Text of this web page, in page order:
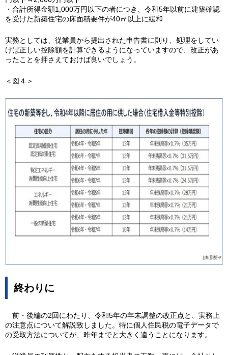
・合計所得金額1,000万円以下の者につき、令和5年以前に建築確認
を受けた新築住宅の床面積要件が40㎡以上に緩和
実務としては、従業員から提出された申告書に則り、処理をしてい
けば正しい控除額を計算できるようになっていますので、改正があ
ったことを押さえておけば良いでしょう。
＜図４＞
終わりに
前・後編の2回にわたり、令和5年の年末調整の改正点と、実務上
の注意点について解説致しました。特に個人住民税の電子データで
の受取方法についてが、昨年までと大きく違うことになります。